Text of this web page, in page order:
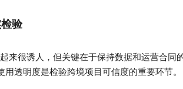
验
来很诱人，但关键在于保持数据和运营合
透明度是检验跨境项目可信度的重要环节。